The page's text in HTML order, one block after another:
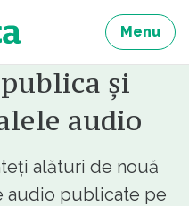
Menu
și
audio
alături de nouă
audio publicate pe